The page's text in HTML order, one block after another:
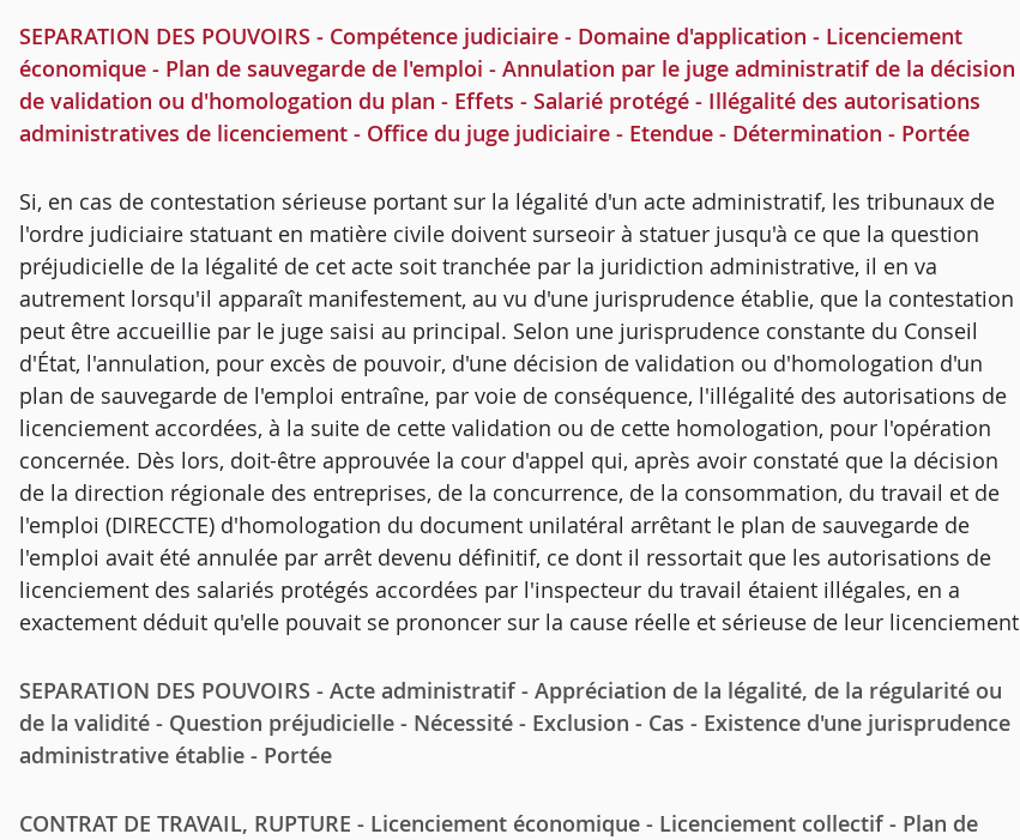
SEPARATION DES POUVOIRS - Compétence judiciaire - Domaine d'application - Licenciement
économique - Plan de sauvegarde de l'emploi - Annulation par le juge administratif de la décision
de validation ou d'homologation du plan - Effets - Salarié protégé - Illégalité des autorisations
administratives de licenciement - Office du juge judiciaire - Etendue - Détermination - Portée
Si, en cas de contestation sérieuse portant sur la légalité d'un acte administratif, les tribunaux de
l'ordre judiciaire statuant en matière civile doivent surseoir à statuer jusqu'à ce que la question
préjudicielle de la légalité de cet acte soit tranchée par la juridiction administrative, il en va
autrement lorsqu'il apparaît manifestement, au vu d'une jurisprudence établie, que la contestation
peut être accueillie par le juge saisi au principal. Selon une jurisprudence constante du Conseil
d'État, l'annulation, pour excès de pouvoir, d'une décision de validation ou d'homologation d'un
plan de sauvegarde de l'emploi entraîne, par voie de conséquence, l'illégalité des autorisations de
licenciement accordées, à la suite de cette validation ou de cette homologation, pour l'opération
concernée. Dès lors, doit-être approuvée la cour d'appel qui, après avoir constaté que la décision
de la direction régionale des entreprises, de la concurrence, de la consommation, du travail et de
l'emploi (DIRECCTE) d'homologation du document unilatéral arrêtant le plan de sauvegarde de
l'emploi avait été annulée par arrêt devenu définitif, ce dont il ressortait que les autorisations de
licenciement des salariés protégés accordées par l'inspecteur du travail étaient illégales, en a
exactement déduit qu'elle pouvait se prononcer sur la cause réelle et sérieuse de leur licenciement
SEPARATION DES POUVOIRS - Acte administratif - Appréciation de la légalité, de la régularité ou
de la validité - Question préjudicielle - Nécessité - Exclusion - Cas - Existence d'une jurisprudence
administrative établie - Portée
CONTRAT DE TRAVAIL, RUPTURE - Licenciement économique - Licenciement collectif - Plan de